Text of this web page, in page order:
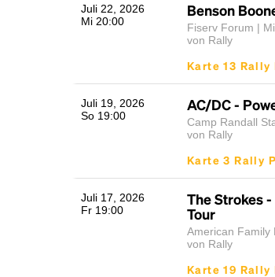
Juli 22, 2026
Mi 20:00
Benson
Fiserv Forum |
von Rally
Karte 13 Rally
Juli 19, 2026
So 19:00
AC/DC -
Camp Randall
von Rally
Karte 3 Rally
Juli 17, 2026
Fr 19:00
The Strokes
Tour
American Family
von Rally
Karte 19 Rally